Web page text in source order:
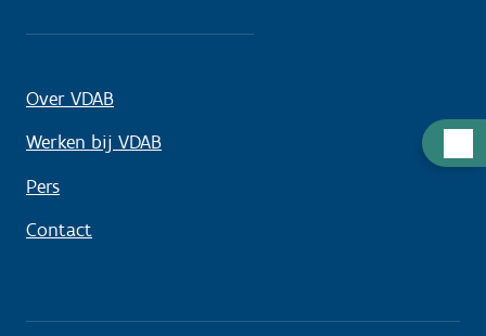
Over VDAB
Werken bij VDAB
Pers
Contact